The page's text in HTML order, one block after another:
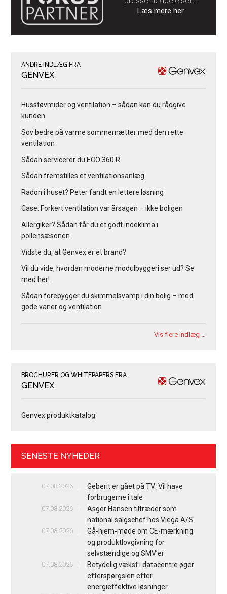
Læs mere her
ANDRE INDLÆG FRA
GENVEX
Husstøvmider og ventilation – sådan kan du rådgive
kunden
Sov bedre på varme sommernætter med den rette
ventilation
Sådan servicerer du ECO 360 R
Sådan fremstilles et ventilationsanlæg
Radon i huset? Peter fandt en lettere løsning
Case: Forkert ventilation var årsagen – ikke boligen
Allergiker? Sådan får du et godt indeklima i
pollensæsonen
Vidste du, at Genvex er et brand?
Vil du vide, hvordan moderne modulbyggeri ser ud? Se
med her!
Sådan forebygger du skimmelsvamp i din bolig – med
gode vaner og ventilation
Vis flere indlæg …
BROCHURER OG WHITEPAPERS FRA
GENVEX
Genvex produktkatalog
SENESTE NYHEDER
07.08.2026
Geberit er gået på TV: Vil have
forbrugerne i tale
07.08.2026
Asger Hansen tiltræder som
national salgschef hos Viega A/S
07.08.2026
Gå-hjem-møde om CE-mærkning
og produktlovgivning for
selvstændige og SMV’er
07.08.2026
Betydelig vækst i datacentre øger
efterspørgslen efter
energieffektive løsninger